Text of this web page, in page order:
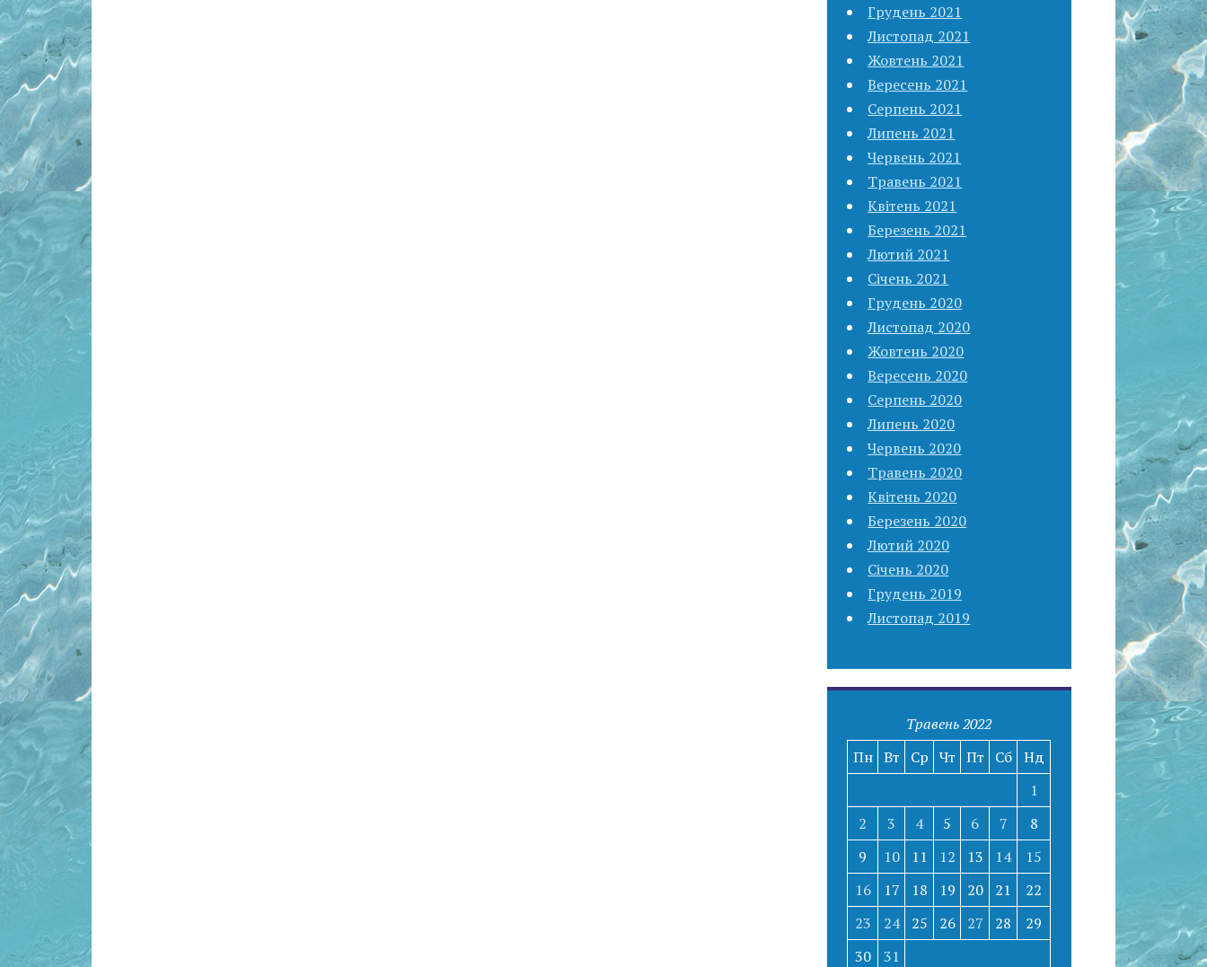
Грудень 2021
Листопад 2021
Жовтень 2021
Вересень 2021
Серпень 2021
Липень 2021
Червень 2021
Травень 2021
Квітень 2021
Березень 2021
Лютий 2021
Січень 2021
Грудень 2020
Листопад 2020
Жовтень 2020
Вересень 2020
Серпень 2020
Липень 2020
Червень 2020
Травень 2020
Квітень 2020
Березень 2020
Лютий 2020
Січень 2020
Грудень 2019
Листопад 2019
Травень 2022
Пн Вт Ср Чт Пт Сб Нд
1
2
3 4 5 6 7
8
9
10 11 12 13 14
15
16
17 18 19 20 21
22
23
24 25 26 27 28
29
30
31